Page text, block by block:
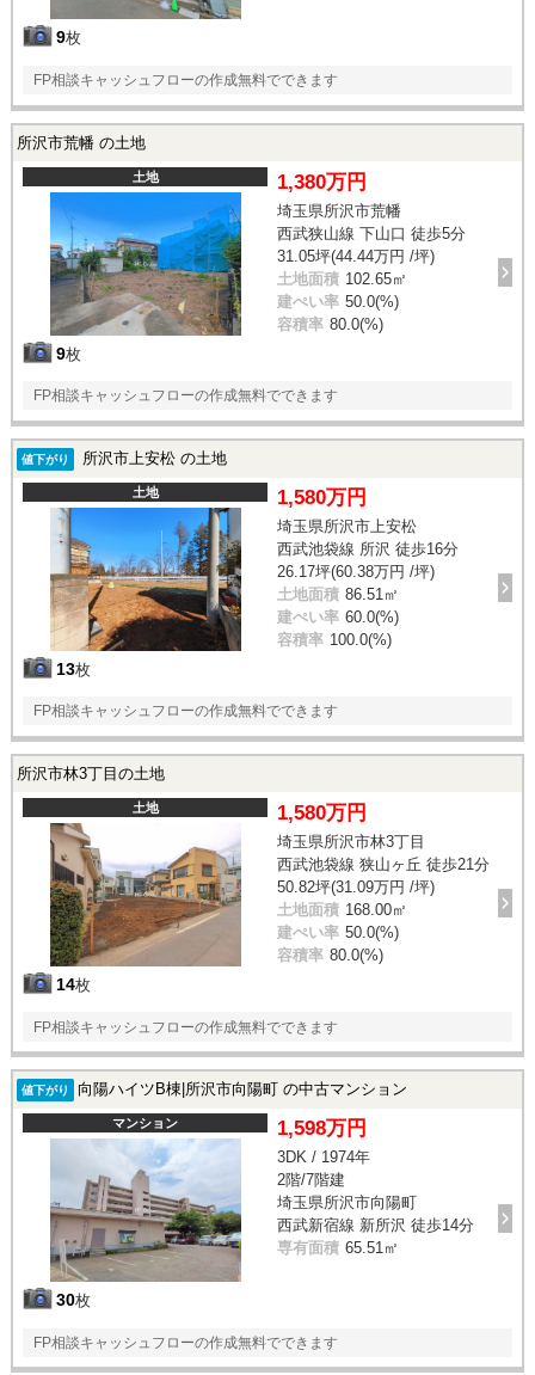
9枚
FP相談キャッシュフローの作成無料でできます
所沢市荒幡 の土地
土地
9枚
1,380万円
埼玉県所沢市荒幡
西武狭山線 下山口 徒歩5分
31.05坪(44.44万円 /坪)
土地面積 102.65㎡
建ぺい率 50.0(%)
容積率 80.0(%)
FP相談キャッシュフローの作成無料でできます
値下がり 所沢市上安松 の土地
土地
13枚
1,580万円
埼玉県所沢市上安松
西武池袋線 所沢 徒歩16分
26.17坪(60.38万円 /坪)
土地面積 86.51㎡
建ぺい率 60.0(%)
容積率 100.0(%)
FP相談キャッシュフローの作成無料でできます
所沢市林3丁目の土地
土地
14枚
1,580万円
埼玉県所沢市林3丁目
西武池袋線 狭山ヶ丘 徒歩21分
50.82坪(31.09万円 /坪)
土地面積 168.00㎡
建ぺい率 50.0(%)
容積率 80.0(%)
FP相談キャッシュフローの作成無料でできます
値下がり 向陽ハイツB棟|所沢市向陽町 の中古マンション
マンション
30枚
1,598万円
3DK / 1974年
2階/7階建
埼玉県所沢市向陽町
西武新宿線 新所沢 徒歩14分
専有面積 65.51㎡
FP相談キャッシュフローの作成無料でできます